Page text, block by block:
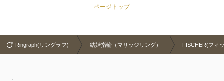
ページトップ
Ringraph(リングラフ) 結婚指輪（マリッジリング） FISCHER(フィ